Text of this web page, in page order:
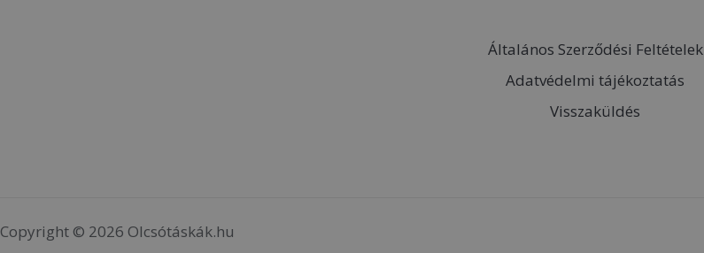
Általános Szerződési Feltételek
Adatvédelmi tájékoztatás
Visszaküldés
Copyright © 2026 Olcsótáskák.hu